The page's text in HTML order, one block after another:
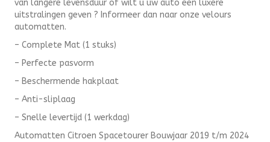
van langere levensduur of wilt u uw auto een luxere
uitstralingen geven ? Informeer dan naar onze velours
automatten.
– Complete Mat (1 stuks)
– Perfecte pasvorm
– Beschermende hakplaat
– Anti-sliplaag
– Snelle levertijd (1 werkdag)
Automatten Citroen Spacetourer Bouwjaar 2019 t/m 2024